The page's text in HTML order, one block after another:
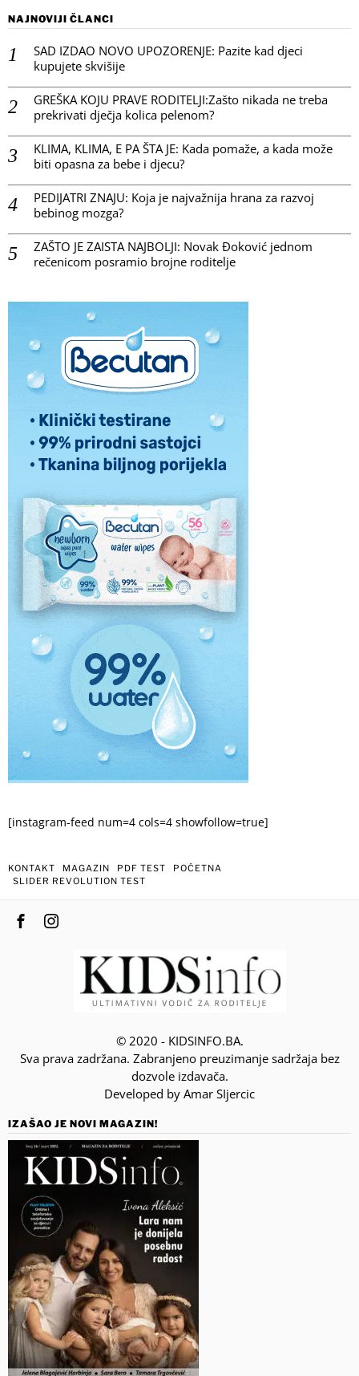
NAJNOVIJI ČLANCI
SAD IZDAO NOVO UPOZORENJE: Pazite kad djeci
kupujete skvišije
GREŠKA KOJU PRAVE RODITELJI:Zašto nikada ne treba
prekrivati dječja kolica pelenom?
KLIMA, KLIMA, E PA ŠTA JE: Kada pomaže, a kada može
biti opasna za bebe i djecu?
PEDIJATRI ZNAJU: Koja je najvažnija hrana za razvoj
bebinog mozga?
ZAŠTO JE ZAISTA NAJBOLJI: Novak Đoković jednom
rečenicom posramio brojne roditelje
[instagram-feed num=4 cols=4 showfollow=true]
KONTAKT MAGAZIN PDF TEST
POČETNA
SLIDER REVOLUTION TEST
© 2020 - KIDSINFO.BA.
Sva prava zadržana. Zabranjeno preuzimanje sadržaja bez
dozvole izdavača.
Developed by Amar SIjercic
IZAŠAO JE NOVI MAGAZIN!